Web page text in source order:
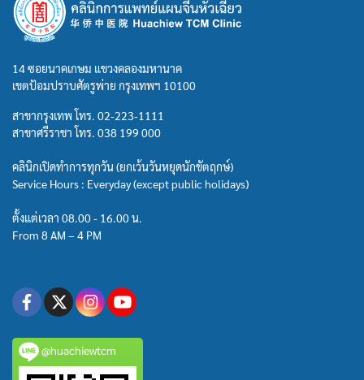
14 ซอยนาคเกษม แขวงคลองมหานาค
เขตป้อมปราบศัตรูพ่าย กรุงเทพฯ 10100
สาขากรุงเทพ โทร. 02-223-1111
สาขาศรีราชา โทร. 038 199 000
คลินิกเปิดทำการทุกวัน (ยกเว้นวันหยุดนักขัตฤกษ์)
Service Hours : Everyday (except public holidays)
ตั้งแต่เวลา 08.00 - 16.00 น.
From 8 AM – 4 PM
@huachiewtcm